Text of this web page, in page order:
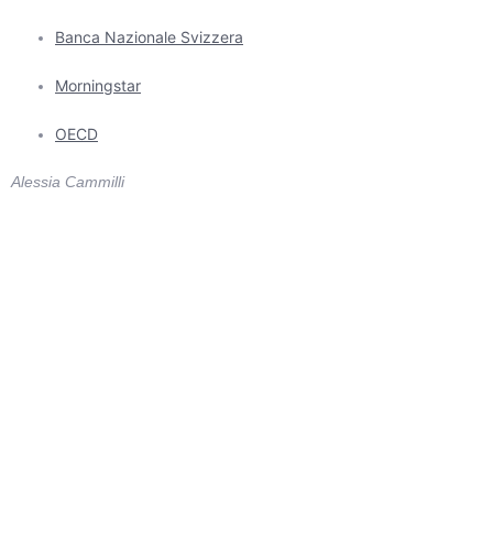
Banca Nazionale Svizzera
Morningstar
OECD
Alessia Cammilli